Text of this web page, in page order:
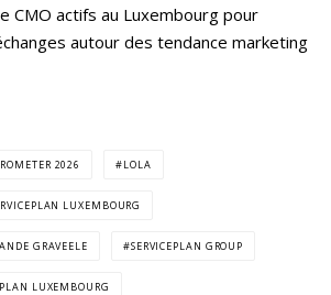
CMO actifs au Luxembourg pour
autour des tendance marketing
2026 LOLA
LUXEMBOURG
GRAVEELE SERVICEPLAN GROUP
LUXEMBOURG